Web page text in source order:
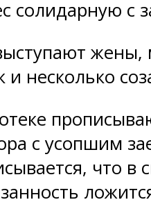
солидарную с
жены,
несколько
с усопшим
что